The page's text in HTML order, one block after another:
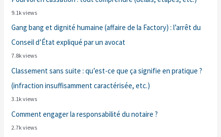
9.1k views
Gang bang et dignité humaine (affaire de la Factory) : l’arrêt du
Conseil d’État expliqué par un avocat
7.8k views
Classement sans suite : qu’est-ce que ça signifie en pratique ?
(infraction insuffisamment caractérisée, etc.)
3.1k views
Comment engager la responsabilité du notaire ?
2.7k views